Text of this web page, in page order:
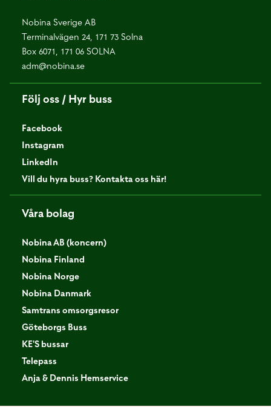
Nobina Sverige AB
Terminalvägen 24, 171 73 Solna
Box 6071, 171 06 SOLNA
adm@nobina.se
Följ oss / Hyr buss
Facebook
Instagram
LinkedIn
Vill du hyra buss? Kontakta oss här!
Våra bolag
Nobina AB (koncern)
Nobina Finland
Nobina Norge
Nobina Danmark
Samtrans omsorgsresor
Göteborgs Buss
KE'S bussar
Telepass
Anja & Dennis Hemservice